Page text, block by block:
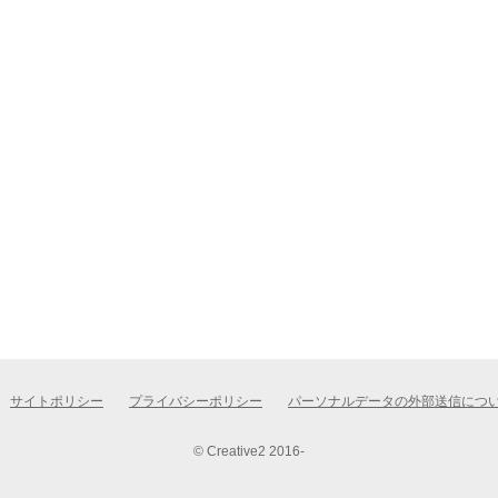
サイトポリシー プライバシーポリシー パーソナルデータの外部送信につ
© Creative2 2016-